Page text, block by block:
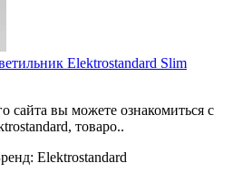
Elektrostandard Slim
сайта вы можете ознакомиться с
товаро..
Elektrostandard